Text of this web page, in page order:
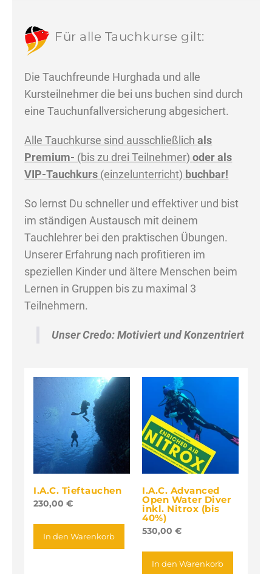
Für alle Tauchkurse gilt:
Die Tauchfreunde Hurghada und alle
Kursteilnehmer die bei uns buchen sind durch
eine Tauchunfallversicherung abgesichert.
Alle Tauchkurse sind ausschließlichals
Premium- (bis zu drei Teilnehmer)oder als
VIP-Tauchkurs (einzelunterricht) buchbar!
So lernst Du schneller und effektiver und bist
im ständigen Austausch mit deinem
Tauchlehrer bei den praktischen Übungen.
Unserer Erfahrung nach profitieren im
speziellen Kinder und ältere Menschen beim
Lernen in Gruppen bis zu maximal 3
Teilnehmern.
Unser Credo: Motiviert und Konzentriert
I.A.C. Tieftauchen
230,00€
In den Warenkorb
I.A.C. Advanced
Open Water Diver
inkl. Nitrox (bis
40%)
530,00 €
In den Warenkorb